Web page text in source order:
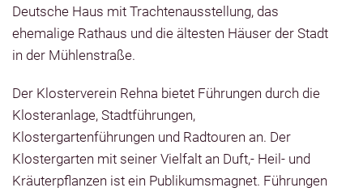
Deutsche Haus mit Trachtenausstellung, das
ehemalige Rathaus und die ältesten Häuser der Stadt
in der Mühlenstraße.
Der Klosterverein Rehna bietet Führungen durch die
Klosteranlage, Stadtführungen,
Klostergartenführungen und Radtouren an. Der
Klostergarten mit seiner Vielfalt an Duft,- Heil- und
Kräuterpflanzen ist ein Publikumsmagnet. Führungen